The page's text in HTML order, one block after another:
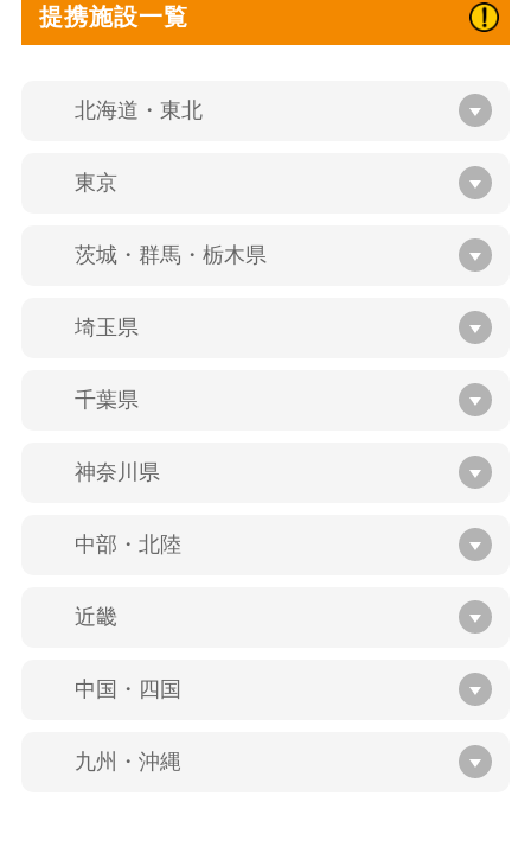
提携施設一覧
北海道・東北
東京
茨城・群馬・栃木県
埼玉県
千葉県
神奈川県
中部・北陸
近畿
中国・四国
九州・沖縄